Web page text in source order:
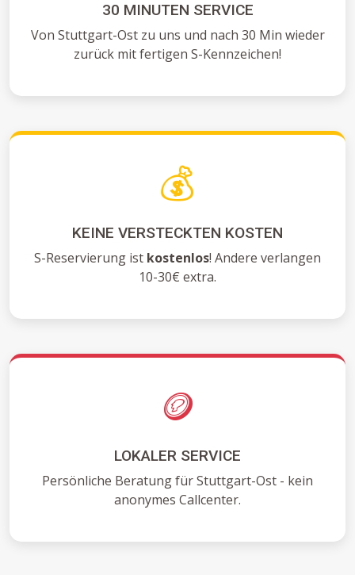
30 MINUTEN SERVICE
Von Stuttgart-Ost zu uns und nach 30 Min wieder
zurück mit fertigen S-Kennzeichen!
💰
KEINE VERSTECKTEN KOSTEN
S-Reservierung ist kostenlos! Andere verlangen
10-30€ extra.
🪙
LOKALER SERVICE
Persönliche Beratung für Stuttgart-Ost - kein
anonymes Callcenter.